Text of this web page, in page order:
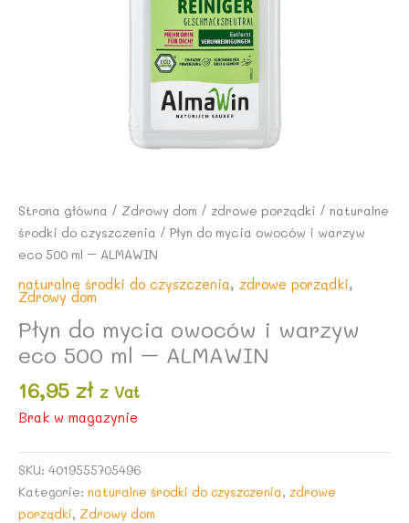
Strona główna / Zdrowy dom / zdrowe porządki / naturalne
środki do czyszczenia / Płyn do mycia owoców i warzyw
eco 500 ml – ALMAWIN
naturalne środki do czyszczenia, zdrowe porządki,
Zdrowy dom
Płyn do mycia owoców i warzyw
eco 500 ml – ALMAWIN
16,95 zł z Vat
Brak w magazynie
SKU: 4019555705496
Kategorie: naturalne środki do czyszczenia, zdrowe
porządki, Zdrowy dom